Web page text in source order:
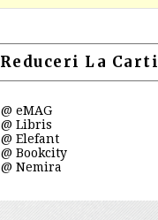
Reduceri La Carti
@ eMAG
@ Libris
@ Elefant
@ Bookcity
@ Nemira